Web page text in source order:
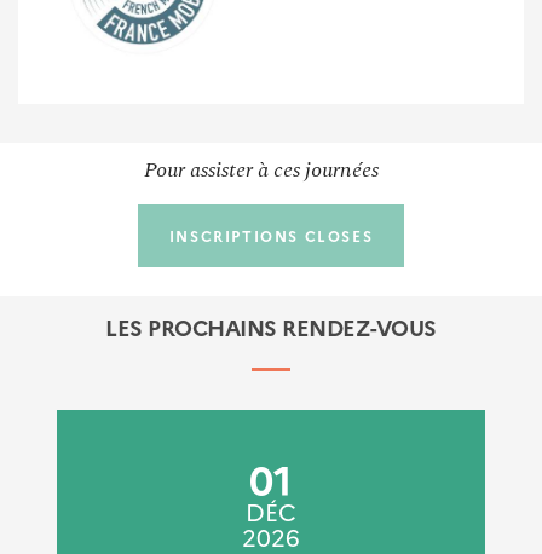
Pour assister à ces journées
INSCRIPTIONS CLOSES
LES PROCHAINS RENDEZ-VOUS
01
DÉC
2026